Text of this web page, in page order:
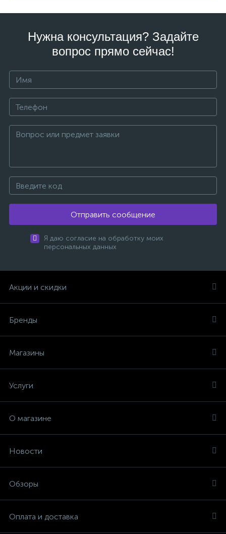
Нужна консультация? Задайте
вопрос прямо сейчас!
Отправить сообщение
Я даю согласие на обработку моих
персональных данных
Акции и скидки
Бренды
Магазины
Услуги
О магазине
Новости
Обзоры
Оплата и доставка